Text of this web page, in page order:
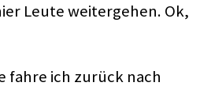
Leute weitergehen. Ok,
fahre ich zurück nach